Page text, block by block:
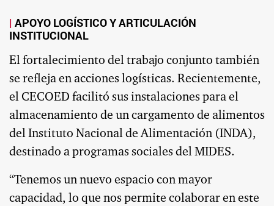
APOYO LOGÍSTICO Y ARTICULACIÓN
INSTITUCIONAL
El fortalecimiento del trabajo conjunto también
se refleja en acciones logísticas. Recientemente,
el CECOED facilitó sus instalaciones para el
almacenamiento de un cargamento de alimentos
del Instituto Nacional de Alimentación (INDA),
destinado a programas sociales del MIDES.
“Tenemos un nuevo espacio con mayor
capacidad, lo que nos permite colaborar en este